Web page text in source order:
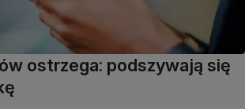
ostrzega: podszywają się